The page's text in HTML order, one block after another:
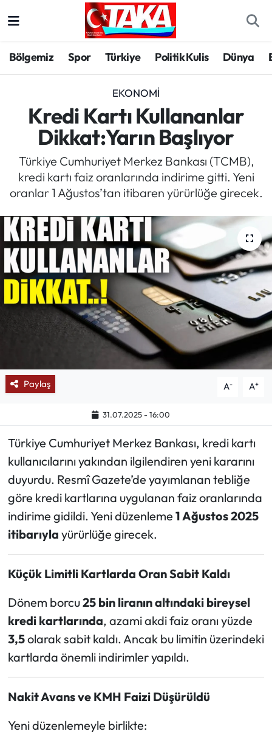
Bölgemiz Spor Türkiye Politik Kulis Dünya
EKONOMI
Kredi Kartı Kullananlar
Dikkat:Yarın Başlıyor
Türkiye Cumhuriyet Merkez Bankası (TCMB),
kredi kartı faiz oranlarında indirime gitti. Yeni
oranlar 1 Ağustos’tan itibaren yürürlüğe girecek.
Paylaş A- A+
31.07.2025 - 16:00
Türkiye Cumhuriyet Merkez Bankası, kredi kartı
kullanıcılarını yakından ilgilendiren yeni kararını
duyurdu. Resmî Gazete’de yayımlanan tebliğe
göre kredi kartlarına uygulanan faiz oranlarında
indirime gidildi. Yeni düzenleme 1 Ağustos 2025
itibarıyla yürürlüğe girecek.
Küçük Limitli Kartlarda Oran Sabit Kaldı
Dönem borcu25 bin liranın altındaki bireysel
kredi kartlarında, azami akdi faiz oranı yüzde
3,5olarak sabit kaldı. Ancak bu limitin üzerindeki
kartlarda önemli indirimler yapıldı.
Nakit Avans ve KMH Faizi Düşürüldü
Yeni düzenlemeyle birlikte:
Spor
Türkiye
Kültür/Sanat
Politika
Politik Kulis
Dünya
Magazin
Mektup Galeri
Röportaj
Köşe Yazıları
Karikatür Galeri
BIK
ASTROLOJİ
Spor Yazıları
Mektup Galeri
Ekonomi
Sağlık
Turizm
Trabzon Hava Durumu
Trabzon Trafik Yoğunluk Haritası
Süper Lig Puan Durumu ve Fikstür
Tüm Manşetler
Son Dakika Haberleri
Haber Arşivi